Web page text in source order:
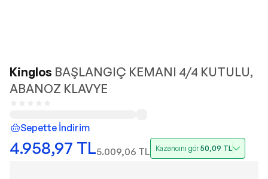
Kinglos BAŞLANGIÇ KEMANI 4/4 KUTULU,
ABANOZ KLAVYE
Sepette İndirim
4.958,97 TL5.009,06 TL Kazancını gör50,09 TL